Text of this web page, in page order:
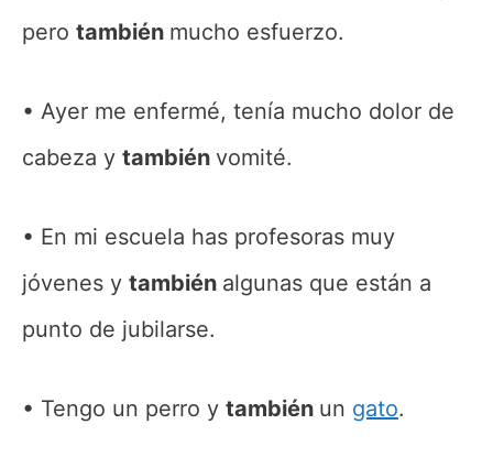
pero también mucho esfuerzo.
Ayer me enfermé, tenía mucho dolor de
cabeza y también vomité.
En mi escuela has profesoras muy
jóvenes y también algunas que están a
punto de jubilarse.
Tengo un perro y también un gato.